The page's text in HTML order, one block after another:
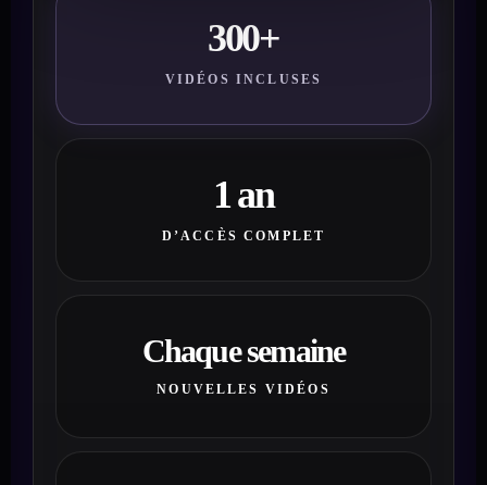
300+
VIDÉOS INCLUSES
1 an
D’ACCÈS COMPLET
Chaque semaine
NOUVELLES VIDÉOS